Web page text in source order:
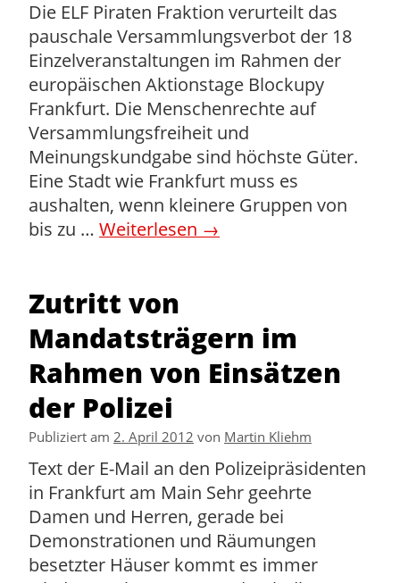
Die ELF Piraten Fraktion verurteilt das
pauschale Versammlungsverbot der 18
Einzelveranstaltungen im Rahmen der
europäischen Aktionstage Blockupy
Frankfurt. Die Menschenrechte auf
Versammlungsfreiheit und
Meinungskundgabe sind höchste Güter.
Eine Stadt wie Frankfurt muss es
aushalten, wenn kleinere Gruppen von
bis zu … Weiterlesen →
Zutritt von
Mandatsträgern im
Rahmen von Einsätzen
der Polizei
Publiziert am 2. April 2012 von Martin Kliehm
Text der E-Mail an den Polizeipräsidenten
in Frankfurt am Main Sehr geehrte
Damen und Herren, gerade bei
Demonstrationen und Räumungen
besetzter Häuser kommt es immer